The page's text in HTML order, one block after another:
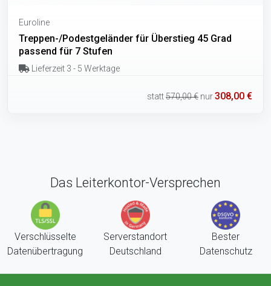
Euroline
Treppen-/Podestgeländer für Überstieg 45 Grad
passend für 7 Stufen
Lieferzeit 3 - 5 Werktage
statt570,00 € nur308,00 €
Das Leiterkontor-Versprechen
Verschlüsselte
Datenübertragung
Serverstandort
Deutschland
Bester
Datenschutz